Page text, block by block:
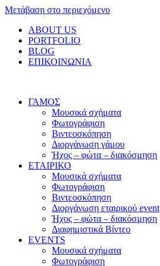
Μετάβαση στο περιεχόμενο
ABOUT US
PORTFOLIO
BLOG
ΕΠΙΚΟΙΝΩΝΙΑ
ΓΑΜΟΣ
Μουσικά σχήματα
Φωτογράφιση
Βιντεοσκόπηση
Διοργάνωση γάμου
Ήχος – φώτα – διακόσμηση
ΕΤΑΙΡΙΚΟ
Μουσικά σχήματα
Φωτογράφιση
Βιντεοσκόπηση
Διοργάνωση εταιρικού event
Ήχος – φώτα – διακόσμηση
Διαφημιστικά Βίντεο
EVENTS
Μουσικά σχήματα
Φωτογράφιση